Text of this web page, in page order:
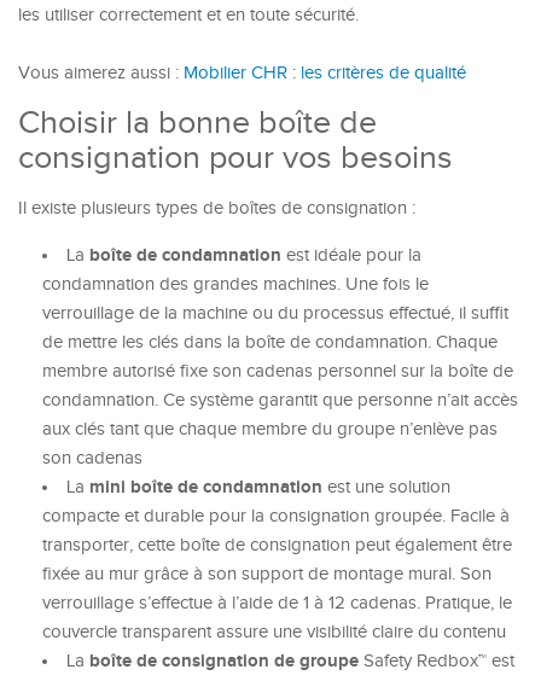
les utiliser correctement et en toute sécurité.
Vous aimerez aussi : Mobilier CHR : les critères de qualité
Choisir la bonne boîte de
consignation pour vos besoins
Il existe plusieurs types de boîtes de consignation :
La boîte de condamnation est idéale pour la
condamnation des grandes machines. Une fois le
verrouillage de la machine ou du processus effectué, il suffit
de mettre les clés dans la boîte de condamnation. Chaque
membre autorisé fixe son cadenas personnel sur la boîte de
condamnation. Ce système garantit que personne n’ait accès
aux clés tant que chaque membre du groupe n’enlève pas
son cadenas
La mini boîte de condamnation est une solution
compacte et durable pour la consignation groupée. Facile à
transporter, cette boîte de consignation peut également être
fixée au mur grâce à son support de montage mural. Son
verrouillage s’effectue à l’aide de 1 à 12 cadenas. Pratique, le
couvercle transparent assure une visibilité claire du contenu
La boîte de consignation de groupe Safety Redbox™ est